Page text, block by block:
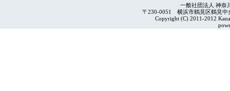
一般社団法人 神奈
〒230-0051 横浜市鶴見区鶴見
Copyright (C) 2011-2012